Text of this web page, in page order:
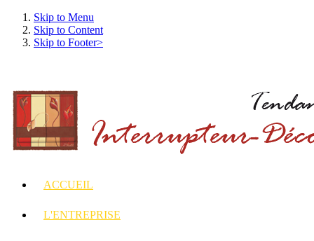
Skip to Menu
Skip to Content
Skip to Footer>
ACCUEIL
L'ENTREPRISE